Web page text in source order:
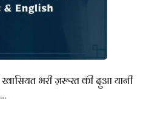
भरी ज़रूरत की दुआ यानी